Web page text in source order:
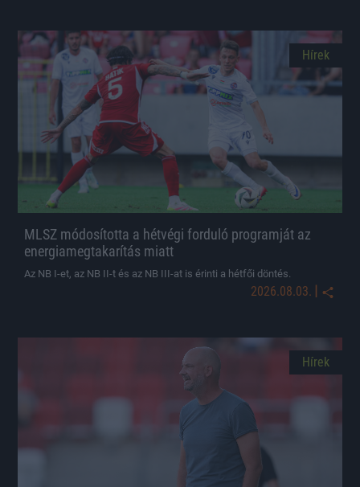
Hírek
MLSZ módosította a hétvégi forduló programját az
energiamegtakarítás miatt
Az NB I-et, az NB II-t és az NB III-at is érinti a hétfői döntés.
2026.08.03. |
Hírek